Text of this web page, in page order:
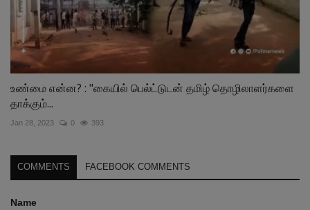
உண்மை என்ன? : "கையில் பெல்ட்டுடன் தமிழ் தொழிலாளர்களை
தாக்கும்...
Jan 28, 2023 0 393
COMMENTS FACEBOOK COMMENTS
Name